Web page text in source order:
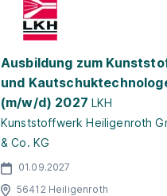
Ausbildung zum
und
(m/w/d) 2027 LKH
Kunststoffwerk Heiligenroth
& Co. KG
01.09.2027
56412 Heiligenroth